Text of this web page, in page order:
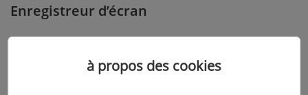
Enregistreur d’écran
d’écran est vraiment un outil très pratique capable
à propos des cookies